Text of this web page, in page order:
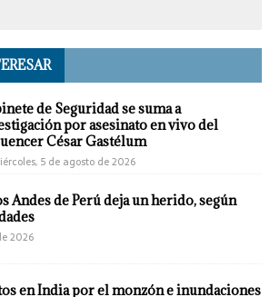
de Seguridad se suma a
por asesinato en vivo del
César Gastélum
5 de agosto de 2026
Andes de Perú deja un herido, según
2026
en India por el monzón e inundaciones